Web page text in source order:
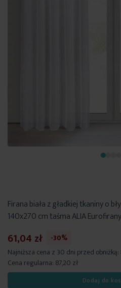
Firana biała z gładkiej tkaniny o
140x270 cm taśma ALIA Eurofirany
61,04 zł
-30%
Najniższa cena z 30 dni przed obniżką:
Cena regularna: 87,20 zł
Dodaj do